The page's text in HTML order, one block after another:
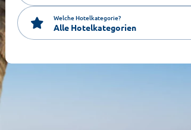
Welche Hotelkategorie?
Alle Hotelkategorien